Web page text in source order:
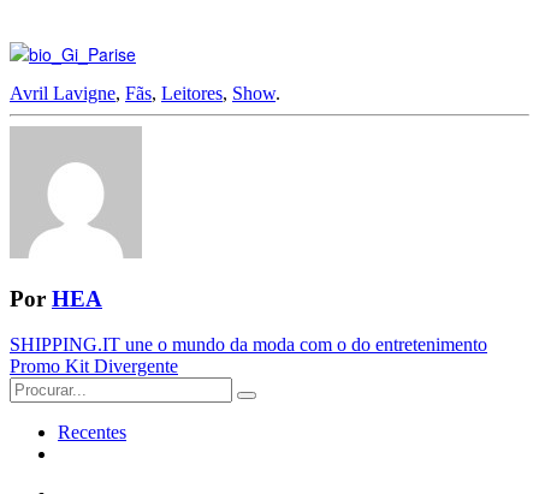
Avril Lavigne, Fãs, Leitores, Show.
Por HEA
Navegação
da
SHIPPING.IT une o mundo da moda com o do entretenimento
Promo Kit Divergente
Search
for:
Recentes